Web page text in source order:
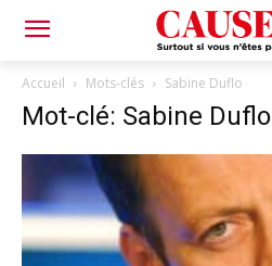
Accueil Mots-clés Sabine Duflo
Mot-clé: Sabine Duflo